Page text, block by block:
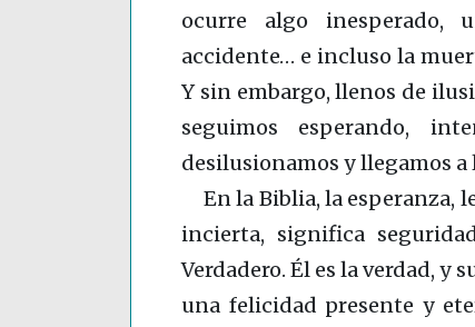
ocurre algo inesperado,
accidente… e incluso la
Y sin embargo, llenos de
seguimos esperando,
desilusionamos y llegamos a
En la Biblia, la esperanza,
incierta, significa
Verdadero. Él es la verdad, y
una felicidad presente y